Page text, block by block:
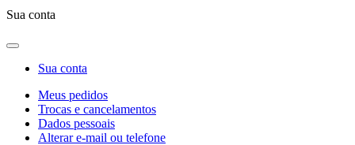
Sua conta
Sua conta
Meus pedidos
Trocas e cancelamentos
Dados pessoais
Alterar e-mail ou telefone